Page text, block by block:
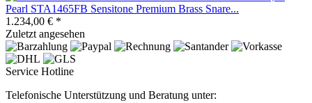
Pearl STA1465FB Sensitone Premium Brass Snare...
1.234,00 € *
Zuletzt angesehen
Service Hotline
Telefonische Unterstützung und Beratung unter: